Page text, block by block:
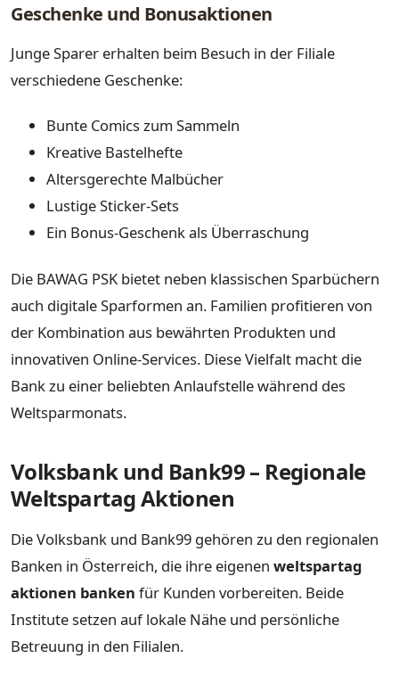
Geschenke und Bonusaktionen
Junge Sparer erhalten beim Besuch in der Filiale
verschiedene Geschenke:
Bunte Comics zum Sammeln
Kreative Bastelhefte
Altersgerechte Malbücher
Lustige Sticker-Sets
Ein Bonus-Geschenk als Überraschung
Die BAWAG PSK bietet neben klassischen Sparbüchern
auch digitale Sparformen an. Familien profitieren von
der Kombination aus bewährten Produkten und
innovativen Online-Services. Diese Vielfalt macht die
Bank zu einer beliebten Anlaufstelle während des
Weltsparmonats.
Volksbank und Bank99 – Regionale
Weltspartag Aktionen
Die Volksbank und Bank99 gehören zu den regionalen
Banken in Österreich, die ihre eigenen weltspartag
aktionen banken für Kunden vorbereiten. Beide
Institute setzen auf lokale Nähe und persönliche
Betreuung in den Filialen.